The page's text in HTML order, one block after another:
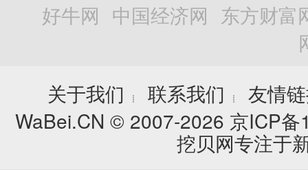
好牛网 中国经济网 东方财富
关于我们
┊ 联系我们 ┊
友情
WaBei.CN © 2007-2026 京ICP
挖贝网专注于